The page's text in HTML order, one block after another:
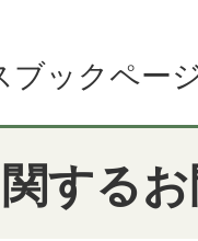
ブックペー
する